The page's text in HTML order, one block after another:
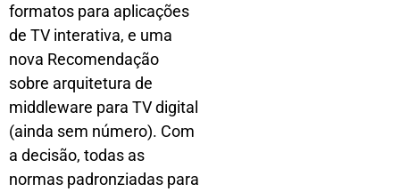
formatos para aplicações
de TV interativa, e uma
nova Recomendação
sobre arquitetura de
middleware para TV digital
(ainda sem número). Com
a decisão, todas as
normas padronziadas para